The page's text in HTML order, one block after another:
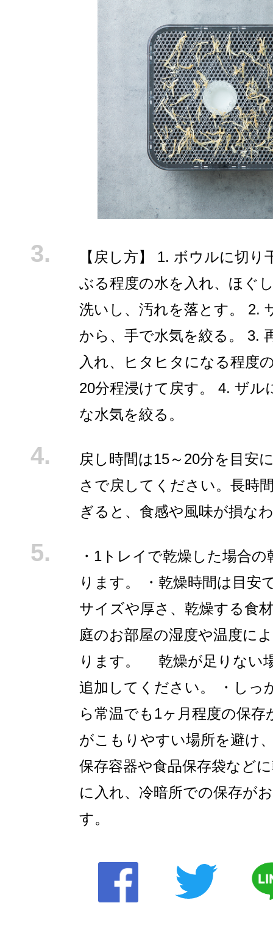
【戻し方】 1. ボウルに切り
ぶる程度の水を入れ、ほぐ
洗いし、汚れを落とす。 2.
から、手で水気を絞る。 3.
入れ、ヒタヒタになる程度
20分程浸けて戻す。 4. ザル
な水気を絞る。
戻し時間は15～20分を目安
さで戻してください。長時
ぎると、食感や風味が損な
・1トレイで乾燥した場合
ります。 ・乾燥時間は目安
サイズや厚さ、乾燥する食
庭のお部屋の湿度や温度に
ります。 乾燥が足りない
追加してください。 ・しっ
ら常温でも1ヶ月程度の保存
がこもりやすい場所を避け
保存容器や食品保存袋など
に入れ、冷暗所での保存が
す。